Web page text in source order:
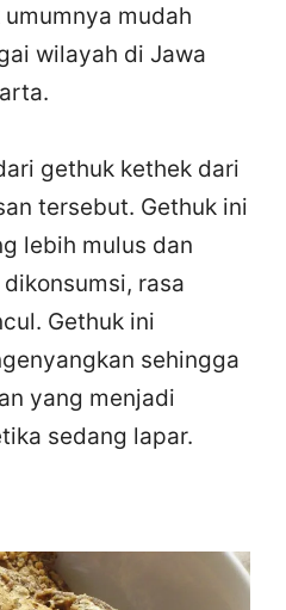
mudah
wilayah di Jawa
gethuk kethek dari
tersebut. Gethuk ini
lebih mulus dan
rasa
Gethuk ini
sehingga
yang menjadi
sedang lapar.